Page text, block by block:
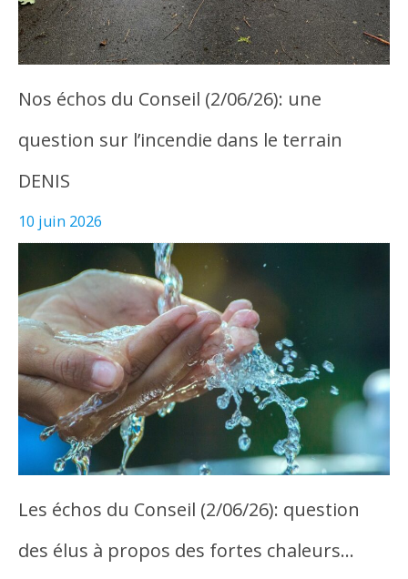
Nos échos du Conseil (2/06/26): une
question sur l’incendie dans le terrain
DENIS
10 juin 2026
Les échos du Conseil (2/06/26): question
des élus à propos des fortes chaleurs…